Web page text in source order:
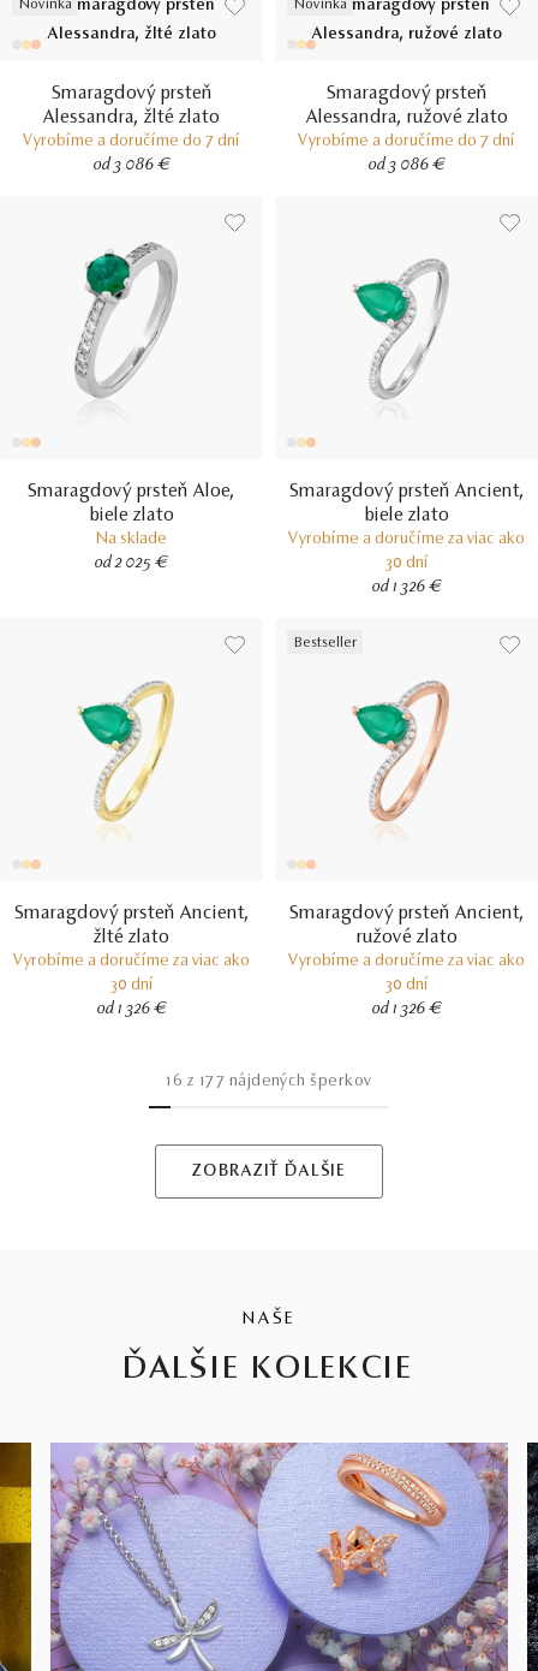
Novinka
Smaragdový prsteň
Alessandra, žlté zlato
Vyrobíme a doručíme do 7 dní
od 3 086 €
Novinka
Smaragdový prsteň
Alessandra, ružové zlato
Vyrobíme a doručíme do 7 dní
od 3 086 €
Smaragdový prsteň Aloe,
biele zlato
Na sklade
od 2 025 €
Smaragdový prsteň Ancient,
biele zlato
Vyrobíme a doručíme za viac ako
30 dní
od 1 326 €
Smaragdový prsteň Ancient,
žlté zlato
Vyrobíme a doručíme za viac ako
30 dní
od 1 326 €
Bestseller
Smaragdový prsteň Ancient,
ružové zlato
Vyrobíme a doručíme za viac ako
30 dní
od 1 326 €
16 z 177 nájdených šperkov
ZOBRAZIŤ ĎALŠIE
NAŠE
ĎALŠIE KOLEKCIE